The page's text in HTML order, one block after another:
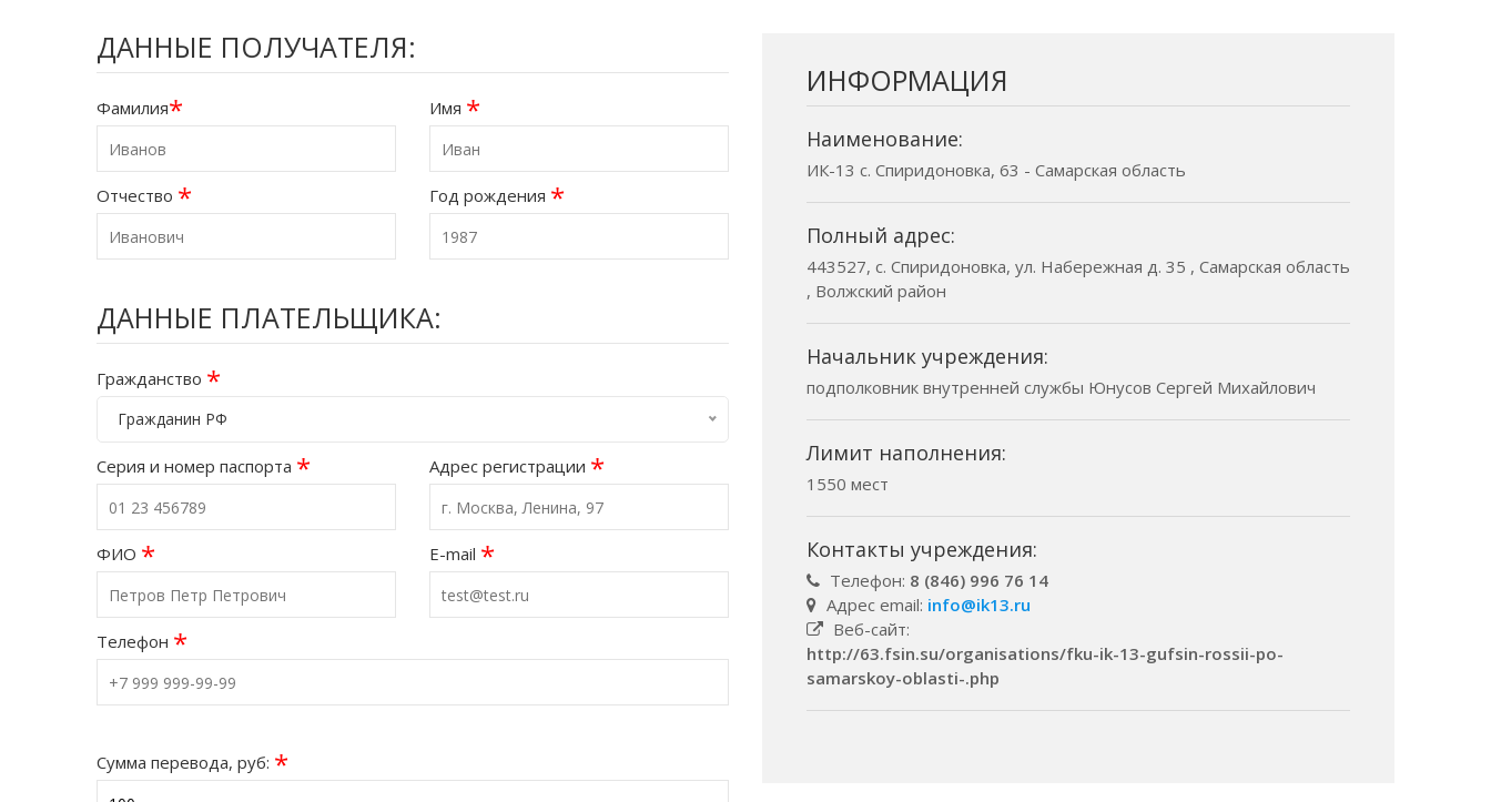
ДАННЫЕ ПОЛУЧАТЕЛЯ:
Фамилия* Имя *
Отчество * Год рождения *
ДАННЫЕ ПЛАТЕЛЬЩИКА:
Гражданство *
Гражданин РФ
Серия и номер паспорта * Адрес регистрации *
ФИО * E-mail *
Телефон *
Сумма перевода, руб: *
ИНФОРМАЦИЯ
Наименование:
ИК-13 с. Спиридоновка, 63 - Самарская область
Полный адрес:
443527, с. Спиридоновка, ул. Набережная д. 35 , Самарская область
, Волжский район
Начальник учреждения:
подполковник внутренней службы Юнусов Сергей Михайлович
Лимит наполнения:
1550 мест
Контакты учреждения:
Телефон: 8 (846) 996 76 14
Адрес email: info@ik13.ru
Веб-сайт:
http://63.fsin.su/organisations/fku-ik-13-gufsin-rossii-po-
samarskoy-oblasti-.php